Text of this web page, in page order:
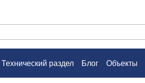
Технический раздел Блог Объекты